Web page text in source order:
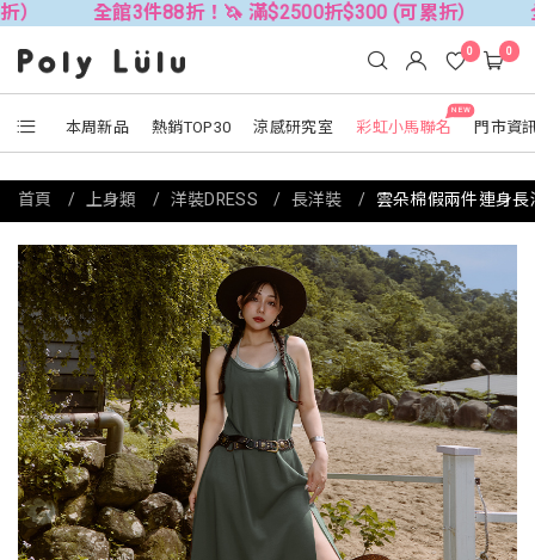
館3件88折！🦄 滿$2500折$300 (可累折） 全館3件88
本周新品 熱銷TOP30 涼感研究室
NEW
彩虹小馬聯名 門市資
0 0
首頁 上身類 洋裝DRESS 長洋裝 雲朵棉假兩件連身